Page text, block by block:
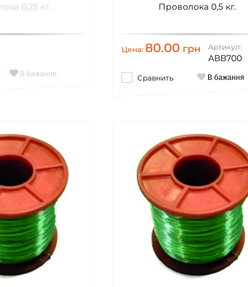
0,25 кг.
В бажання
Проволока 0,5 кг.
Цена: 80.00 грн Артикул:
АВВ700
Сравнить В бажання